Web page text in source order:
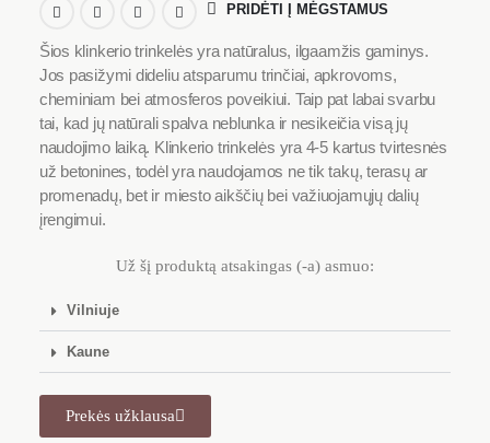
PRIDĖTI Į MĖGSTAMUS
Šios klinkerio trinkelės yra natūralus, ilgaamžis gaminys.
Jos pasižymi dideliu atsparumu trinčiai, apkrovoms,
cheminiam bei atmosferos poveikiui. Taip pat labai svarbu
tai, kad jų natūrali spalva neblunka ir nesikeičia visą jų
naudojimo laiką. Klinkerio trinkelės yra 4-5 kartus tvirtesnės
už betonines, todėl yra naudojamos ne tik takų, terasų ar
promenadų, bet ir miesto aikščių bei važiuojamųjų dalių
įrengimui.
Už šį produktą atsakingas (-a) asmuo:
Vilniuje
Kaune
Prekės užklausa